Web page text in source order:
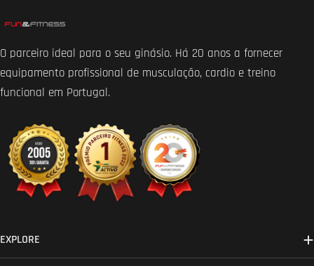
O parceiro ideal para o seu ginásio. Há 20 anos a fornecer
equipamento profissional de musculação, cardio e treino
funcional em Portugal.
EXPLORE